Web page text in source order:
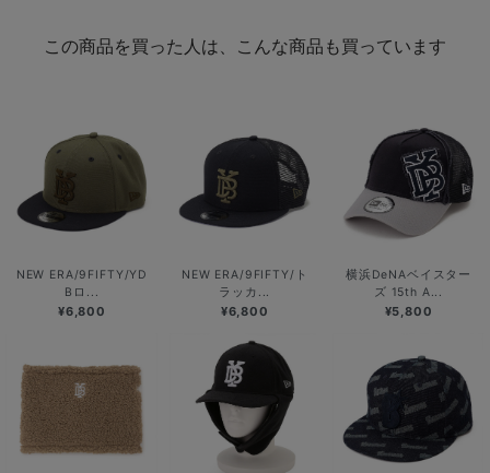
この商品を買った人は、こんな商品も買っています
NEW ERA/9FIFTY/YD
Bロ...
¥6,800
NEW ERA/9FIFTY/ト
ラッカ...
¥6,800
横浜DeNAベイスター
ズ 15th A...
¥5,800